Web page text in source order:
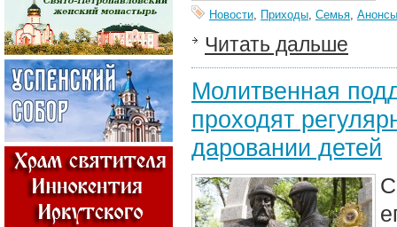
Новости, Приходы, Семья, Анонсы
Читать дальше
Молитвенная
проходят
даровании детей